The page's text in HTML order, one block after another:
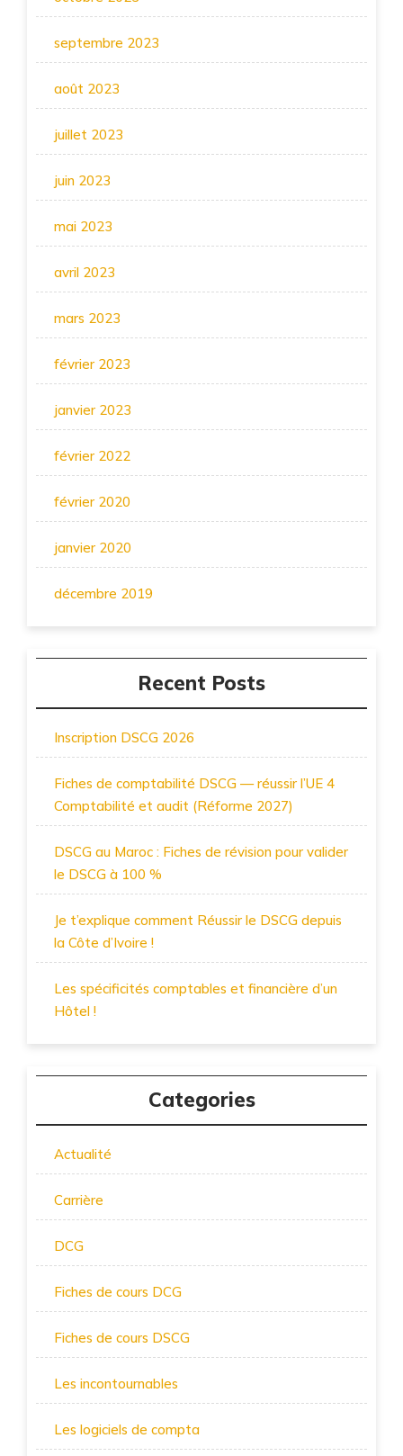
septembre 2023
août 2023
juillet 2023
juin 2023
mai 2023
avril 2023
mars 2023
février 2023
janvier 2023
février 2022
février 2020
janvier 2020
décembre 2019
Recent Posts
Inscription DSCG 2026
Fiches de comptabilité DSCG — réussir l’UE 4
Comptabilité et audit (Réforme 2027)
DSCG au Maroc : Fiches de révision pour valider
le DSCG à 100 %
Je t’explique comment Réussir le DSCG depuis
la Côte d’Ivoire !
Les spécificités comptables et financière d’un
Hôtel !
Categories
Actualité
Carrière
DCG
Fiches de cours DCG
Fiches de cours DSCG
Les incontournables
Les logiciels de compta